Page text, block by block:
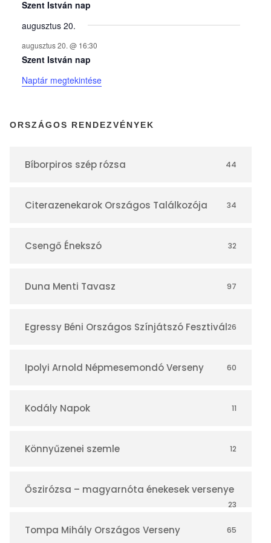
y
e
k
n
a
á
r
Szent István nap
augusztus 20.
augusztus 20. @ 16:30
Szent István nap
Naptár megtekintése
ORSZÁGOS RENDEZVÉNYEK
Bíborpiros szép rózsa 44
Citerazenekarok Országos Találkozója 34
Csengő Énekszó 32
Duna Menti Tavasz 97
Egressy Béni Országos Színjátszó Fesztivál26
Ipolyi Arnold Népmesemondó Verseny 60
Kodály Napok 11
Könnyűzenei szemle 12
Őszirózsa – magyarnóta énekesek versenye
23
Tompa Mihály Országos Verseny 65